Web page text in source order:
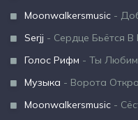
Moonwalkersmusic -
Serjj - Сердце Бьётся В
Голос Рифм - Ты
Музыка - Ворота
Moonwalkersmusic -